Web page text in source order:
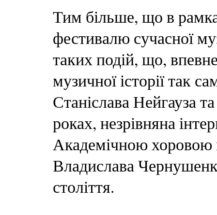
Тим більше, що в
фестивалю сучасної
таких подій, що,
музичної історії так
Станіслава Нейгауза
роках, незрівняна
Академічною хоровою
Владислава
століття.